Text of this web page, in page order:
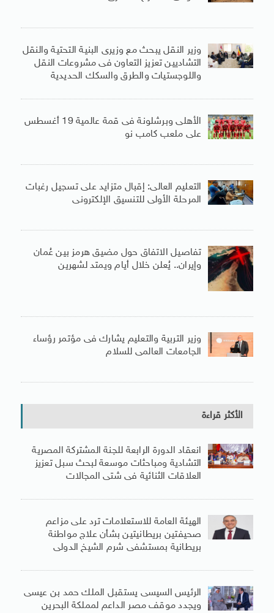
وزير النقل يبحث مع وزيرى البنية التحتية والنقل
التشاديين تعزيز التعاون فى مشروعات النقل
واللوجستيات والطرق والسكك الحديدية
الأهلى وبرشلونة فى قمة عالمية 19 أغسطس
على ملعب كامب نو
التعليم العالى: إقبال متزايد على تسجيل رغبات
المرحلة الأولى للتنسيق الإلكترونى
تفاصيل الاتفاق حول مضيق هرمز بين عُمان
وإيران.. يُعلن خلال أيام ويمتد لشهرين
وزير التربية والتعليم يشارك فى مؤتمر رؤساء
الجامعات العالمى للسلام
الأكثر قراءة
انعقاد الدورة الرابعة للجنة المشتركة المصرية
التشادية ومباحثات موسعة لبحث سبل تعزيز
العلاقات الثنائية فى شتى المجالات
الهيئة العامة للاستعلامات ترد على مزاعم
صحيفتين بريطانيتين بشأن علاج مواطنة
بريطانية بمستشفى شرم الشيخ الدولى
الرئيس السيسى يستقبل الملك حمد بن عيسى
ويجدد موقف مصر الداعم لمملكة البحرين